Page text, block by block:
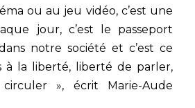
ou au jeu vidéo, c’est une
jour, c’est le passeport
notre société et c’est ce
à la liberté, liberté de parler,
», écrit Marie-Aude